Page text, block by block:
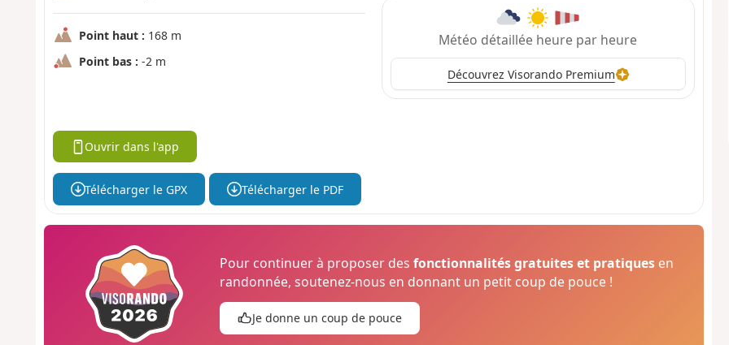
Point haut : 168 m
Point bas : -2 m
Météo détaillée heure par heure
Découvrez Visorando Premium
Ouvrir dans l'app
Télécharger le GPX Télécharger le PDF
Pour continuer à proposer desfonctionnalités gratuites et pratiques en
randonnée, soutenez-nous en donnant un petit coup de pouce !
Je donne un coup de pouce